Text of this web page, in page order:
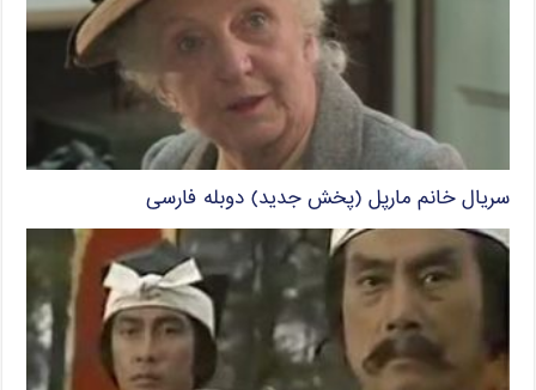
سریال خانم مارپل (پخش جدید) دوبله فارسی